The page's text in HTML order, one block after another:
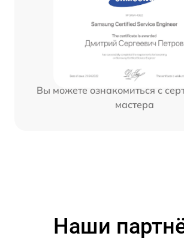
Вы можете ознакомиться с
мастера
Наши